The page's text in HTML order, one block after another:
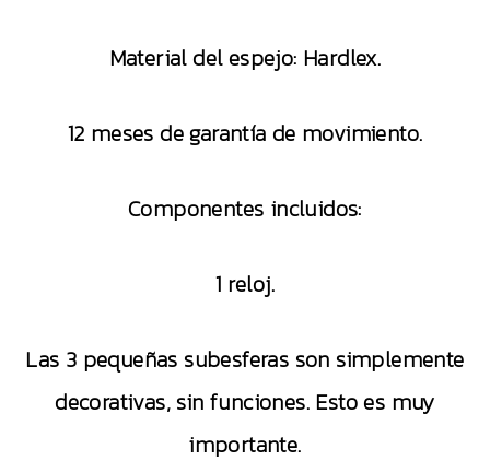
Material del espejo: Hardlex.
12 meses de garantía de movimiento.
Componentes incluidos:
1 reloj.
Las 3 pequeñas subesferas son simplemente
decorativas, sin funciones. Esto es muy
importante.